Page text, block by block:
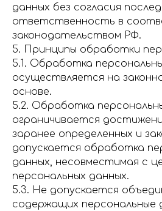
данных без согласия
ответственность в
законодательством РФ.
5. Принципы обработки
5.1. Обработка
осуществляется на
основе.
5.2. Обработка
ограничивается
заранее определенных и
допускается обработка
данных, несовместимая с
персональных данных.
5.3. Не допускается
содержащих персональные